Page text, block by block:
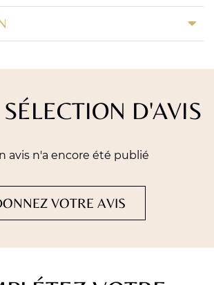
D'AVIS
avis n'a encore été publié
VOTRE AVIS